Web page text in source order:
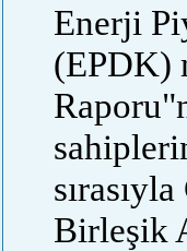
Enerji
(EPDK)
Birleşik